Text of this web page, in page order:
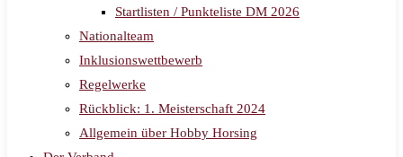
Startlisten / Punkteliste DM 2026
Nationalteam
Inklusionswettbewerb
Regelwerke
Rückblick: 1. Meisterschaft 2024
Allgemein über Hobby Horsing